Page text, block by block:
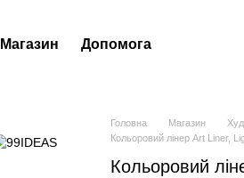
Магазин Допомога
Головна Магазин
Кольоровий лінер Art Liner,
Кольоровий